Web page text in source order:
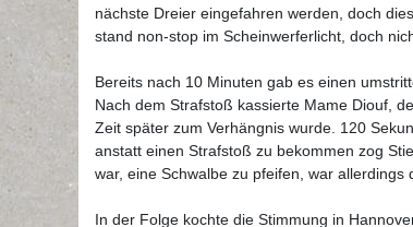
nächste Dreier eingefahren werden, doch
stand non-stop im Scheinwerferlicht, doch
Bereits nach 10 Minuten gab es einen
Nach dem Strafstoß kassierte Mame Diouf,
Zeit später zum Verhängnis wurde. 120
anstatt einen Strafstoß zu bekommen zog
war, eine Schwalbe zu pfeifen, war allerdings
In der Folge kochte die Stimmung in